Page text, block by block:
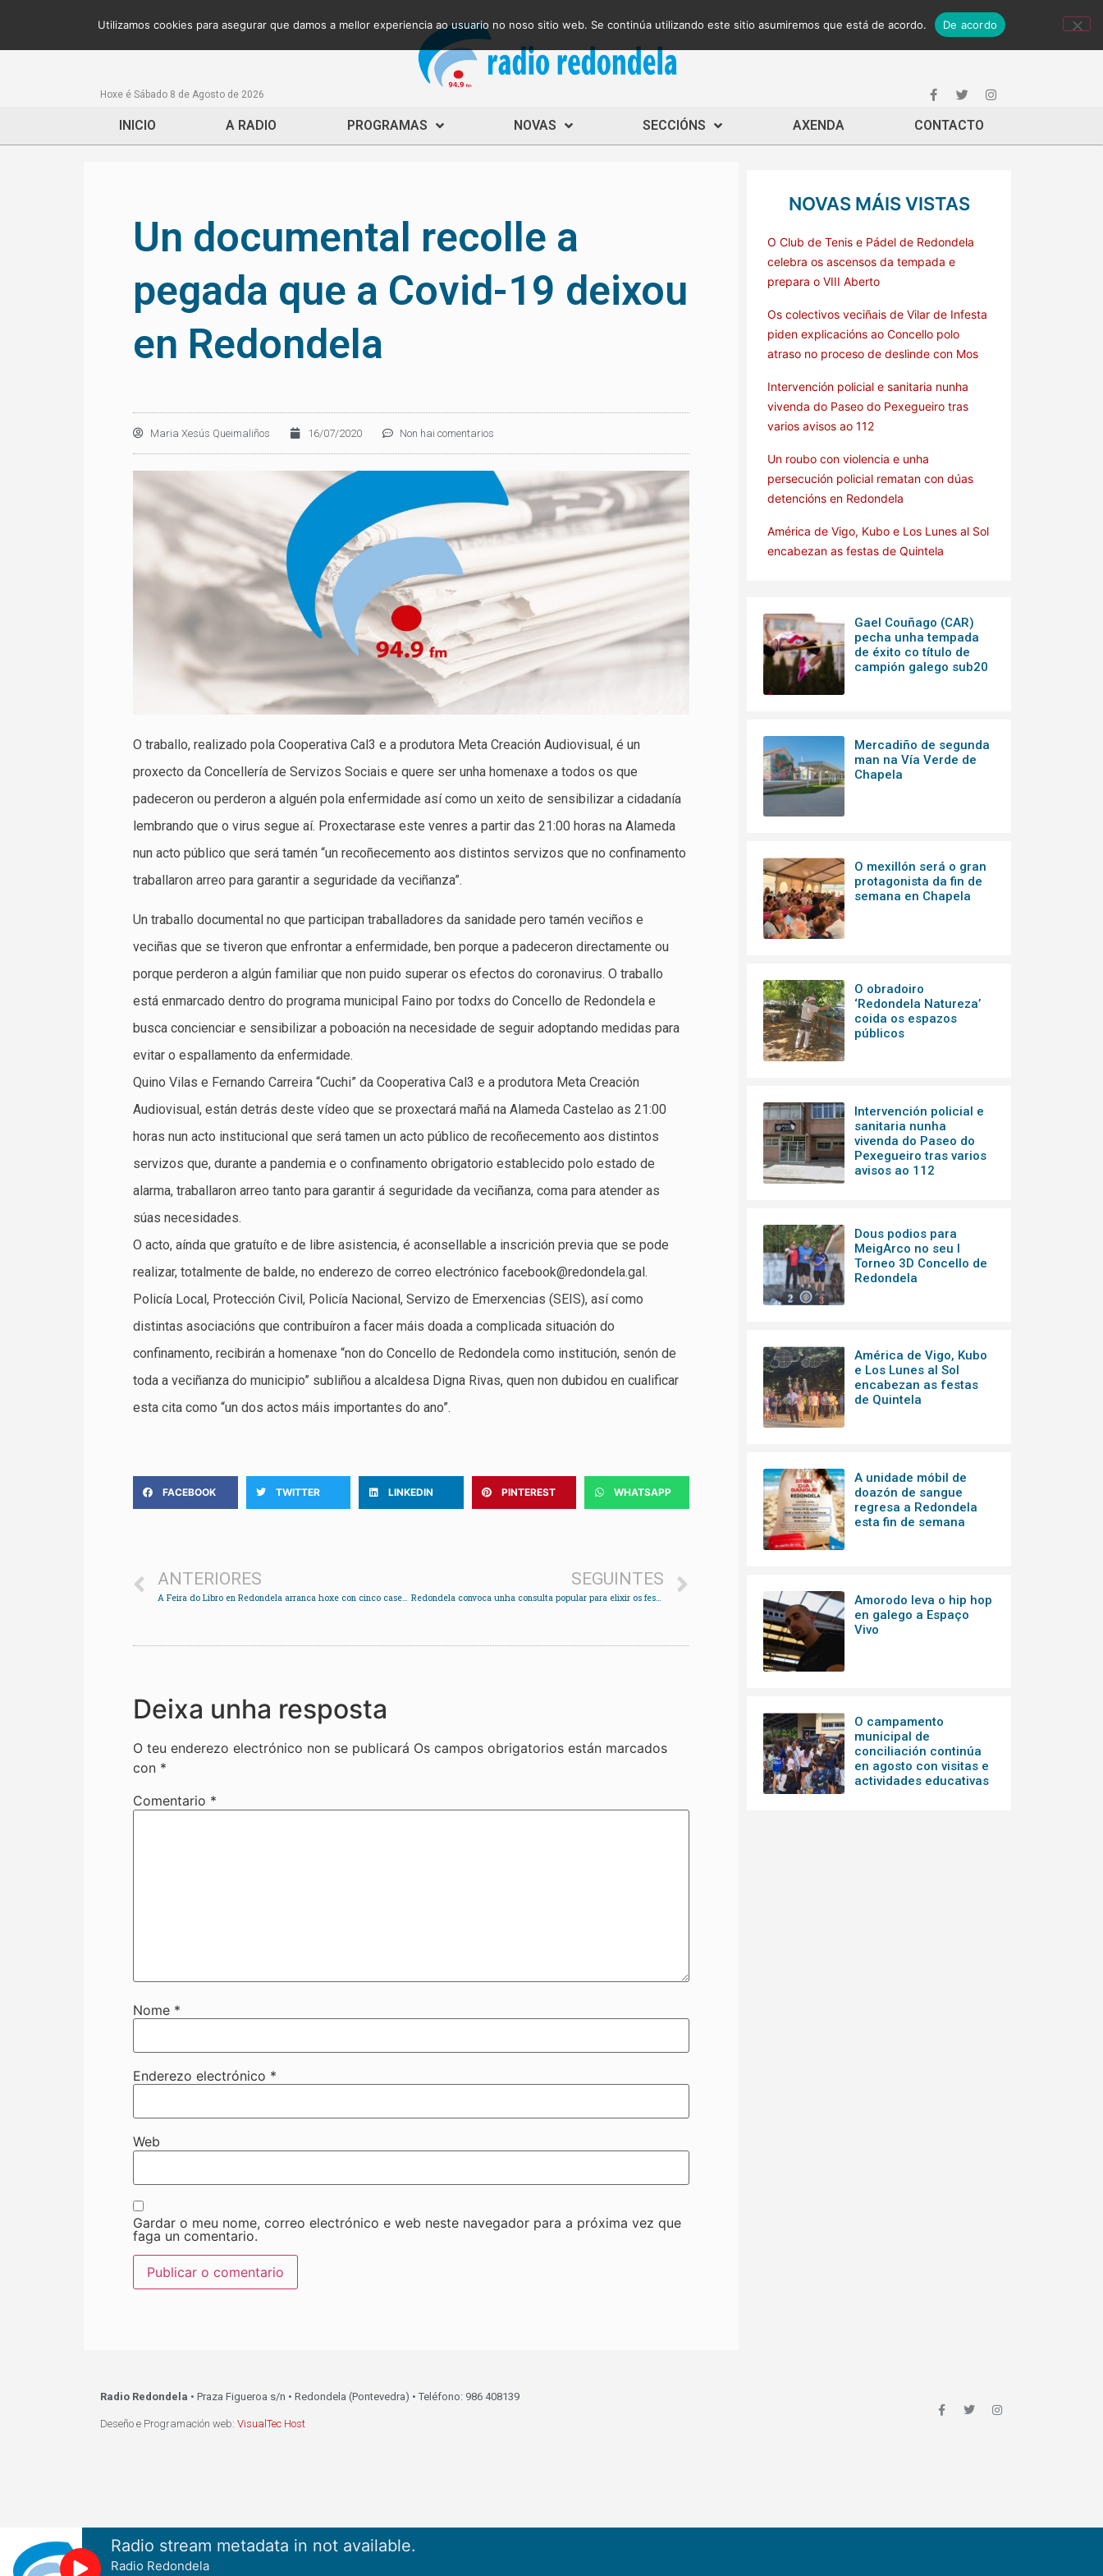
Hoxe é Sábado 8 de Agosto de 2026
INICIO A RADIO PROGRAMAS NOVAS SECCIÓNS AXENDA CONTACTO
Un documental recolle a
pegada que a Covid-19 deixou
en Redondela
Maria Xesús Queimaliños 16/07/2020 Non hai comentarios
O traballo, realizado pola Cooperativa Cal3 e a produtora Meta Creación Audiovisual, é un
proxecto da Concellería de Servizos Sociais e quere ser unha homenaxe a todos os que
padeceron ou perderon a alguén pola enfermidade así como un xeito de sensibilizar a cidadanía
lembrando que o virus segue aí. Proxectarase este venres a partir das 21:00 horas na Alameda
nun acto público que será tamén “un recoñecemento aos distintos servizos que no confinamento
traballaron arreo para garantir a seguridade da veciñanza”.
Un traballo documental no que participan traballadores da sanidade pero tamén veciños e
veciñas que se tiveron que enfrontar a enfermidade, ben porque a padeceron directamente ou
porque perderon a algún familiar que non puido superar os efectos do coronavirus. O traballo
está enmarcado dentro do programa municipal Faino por todxs do Concello de Redondela e
busca concienciar e sensibilizar a poboación na necesidade de seguir adoptando medidas para
evitar o espallamento da enfermidade.
Quino Vilas e Fernando Carreira “Cuchi” da Cooperativa Cal3 e a produtora Meta Creación
Audiovisual, están detrás deste vídeo que se proxectará mañá na Alameda Castelao as 21:00
horas nun acto institucional que será tamen un acto público de recoñecemento aos distintos
servizos que, durante a pandemia e o confinamento obrigatorio establecido polo estado de
alarma, traballaron arreo tanto para garantir á seguridade da veciñanza, coma para atender as
súas necesidades.
O acto, aínda que gratuíto e de libre asistencia, é aconsellable a inscrición previa que se pode
realizar, totalmente de balde, no enderezo de correo electrónico facebook@redondela.gal.
Policía Local, Protección Civil, Policía Nacional, Servizo de Emerxencias (SEIS), así como
distintas asociacións que contribuíron a facer máis doada a complicada situación do
confinamento, recibirán a homenaxe “non do Concello de Redondela como institución, senón de
toda a veciñanza do municipio” subliñou a alcaldesa Digna Rivas, quen non dubidou en cualificar
esta cita como “un dos actos máis importantes do ano”.
FACEBOOK TWITTER LINKEDIN PINTEREST WHATSAPP
ANTERIORES
A Feira do Libro en Redondela arranca hoxe con cinco casetas, descontos e sinatura de libros
SEGUINTES
Redondela convoca unha consulta popular para elixir os festivos locais e a peonalización das rúas
Deixa unha resposta
O teu enderezo electrónico non se publicará Os campos obrigatorios están marcados
con *
Comentario *
Nome *
Enderezo electrónico *
Web
Gardar o meu nome, correo electrónico e web neste navegador para a próxima vez que
faga un comentario.
NOVAS MÁIS VISTAS
O Club de Tenis e Pádel de Redondela
celebra os ascensos da tempada e
prepara o VIII Aberto
Os colectivos veciñais de Vilar de Infesta
piden explicacións ao Concello polo
atraso no proceso de deslinde con Mos
Intervención policial e sanitaria nunha
vivenda do Paseo do Pexegueiro tras
varios avisos ao 112
Un roubo con violencia e unha
persecución policial rematan con dúas
detencións en Redondela
América de Vigo, Kubo e Los Lunes al Sol
encabezan as festas de Quintela
Gael Couñago (CAR)
pecha unha tempada
de éxito co título de
campión galego sub20
Mercadiño de segunda
man na Vía Verde de
Chapela
O mexillón será o gran
protagonista da fin de
semana en Chapela
O obradoiro
‘Redondela Natureza’
coida os espazos
públicos
Intervención policial e
sanitaria nunha
vivenda do Paseo do
Pexegueiro tras varios
avisos ao 112
Dous podios para
MeigArco no seu I
Torneo 3D Concello de
Redondela
América de Vigo, Kubo
e Los Lunes al Sol
encabezan as festas
de Quintela
A unidade móbil de
doazón de sangue
regresa a Redondela
esta fin de semana
Amorodo leva o hip hop
en galego a Espaço
Vivo
O campamento
municipal de
conciliación continúa
en agosto con visitas e
actividades educativas
Radio Redondela • Praza Figueroa s/n • Redondela (Pontevedra) • Teléfono: 986 408139
Deseño e Programación web: VisualTec Host
Utilizamos cookies para asegurar que damos a mellor experiencia ao usuario no noso sitio web. Se continúa utilizando este sitio asumiremos que está de acordo. De acordo
Radio stream metadata in not available.
Radio Redondela